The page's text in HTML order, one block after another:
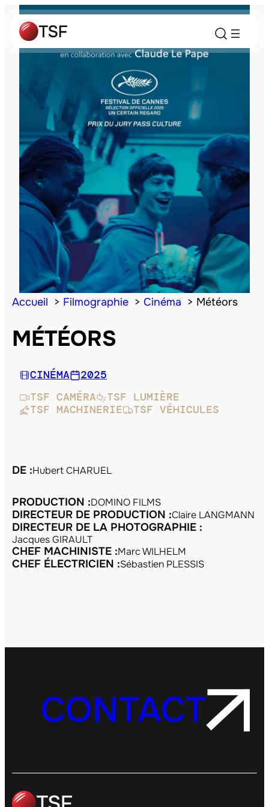
Accueil Filmographie Cinéma Météors
MÉTÉORS
CINÉMA
2025
TSF CAMÉRA
TSF LUMIÈRE
TSF MACHINERIE
TSF VÉHICULES
DE :Hubert CHARUEL
PRODUCTION :DOMINO FILMS
DIRECTEUR DE PRODUCTION :Claire LANGMANN
DIRECTEUR DE LA PHOTOGRAPHIE :
Jacques GIRAULT
CHEF MACHINISTE :Marc WILHELM
CHEF ÉLECTRICIEN :Sébastien PLESSIS
CONTACT